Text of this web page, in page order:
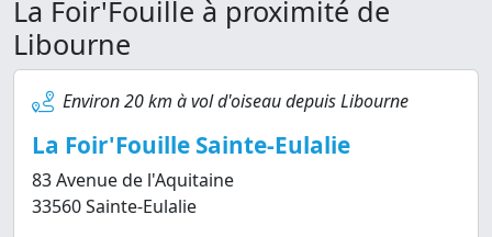
La Foir'Fouille à proximité de
Libourne
Environ 20 km à vol d'oiseau depuis Libourne
La Foir'Fouille Sainte-Eulalie
83 Avenue de l'Aquitaine
33560 Sainte-Eulalie